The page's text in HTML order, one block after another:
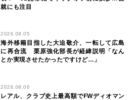
就にも注目
2026.08.05
海外移籍目指した大迫敬介、一転して広島
に再合流 栗原強化部長が経緯説明「なん
とか実現させたかったですけど…」
2026.08.06
レアル、クラブ史上最高額でFWディオマン